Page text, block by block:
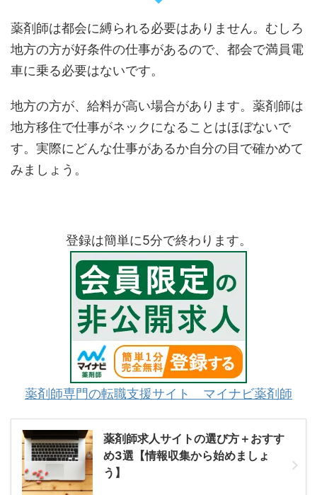
薬剤師は都会に縛られる必要はありません。むしろ
地方の方が好条件の仕事があるので、都会で満員電
車に乗る必要はないです。
地方の方が、給料が高い場合があります。薬剤師は
地方移住で仕事がネックになることはほぼないで
す。実際にどんな仕事があるか自分の目で確かめて
みましょう。
登録は簡単に5分で終わります。
薬剤師専門の転職支援サイト マイナビ薬剤師
薬剤師求人サイトの選び方＋おすす
め3選【情報収集から始めましょ
う】